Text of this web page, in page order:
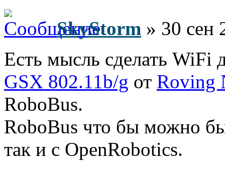
SkyStorm » 30 сен
Есть мысль сделать WiFi
GSX 802.11b/g от Roving
RoboBus.
RoboBus что бы можно
так и с OpenRobotics.